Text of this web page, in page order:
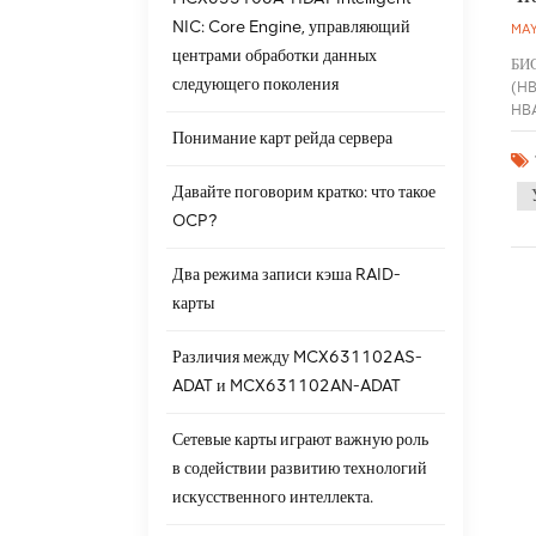
NIC: Core Engine, управляющий
центрами обработки данных
следующего поколения
Понимание карт рейда сервера
Давайте поговорим кратко: что такое
OCP?
Два режима записи кэша RAID-
карты
Различия между MCX631102AS-
ADAT и MCX631102AN-ADAT
Сетевые карты играют важную роль
в содействии развитию технологий
искусственного интеллекта.